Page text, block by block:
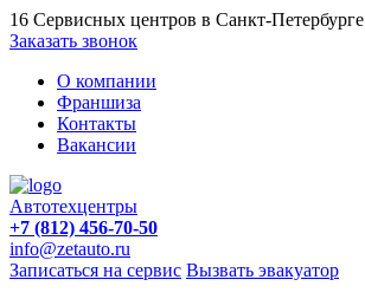
16 Сервисных центров в Санкт-Петербурге
Заказать звонок
О компании
Франшиза
Контакты
Вакансии
Автотехцентры
+7 (812) 456-70-50
info@zetauto.ru
Записаться на сервис Вызвать эвакуатор